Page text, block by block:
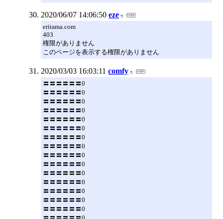
2020/06/07 14:06:50 eze
eritama.com
403
権限がありません
このページを表示する権限がありません
2020/03/03 16:03:11 comfy
〓〓〓〓〓〓0
〓〓〓〓〓〓0
〓〓〓〓〓〓0
〓〓〓〓〓〓0
〓〓〓〓〓〓0
〓〓〓〓〓〓0
〓〓〓〓〓〓0
〓〓〓〓〓〓0
〓〓〓〓〓〓0
〓〓〓〓〓〓0
〓〓〓〓〓〓0
〓〓〓〓〓〓0
〓〓〓〓〓〓0
〓〓〓〓〓〓0
〓〓〓〓〓〓0